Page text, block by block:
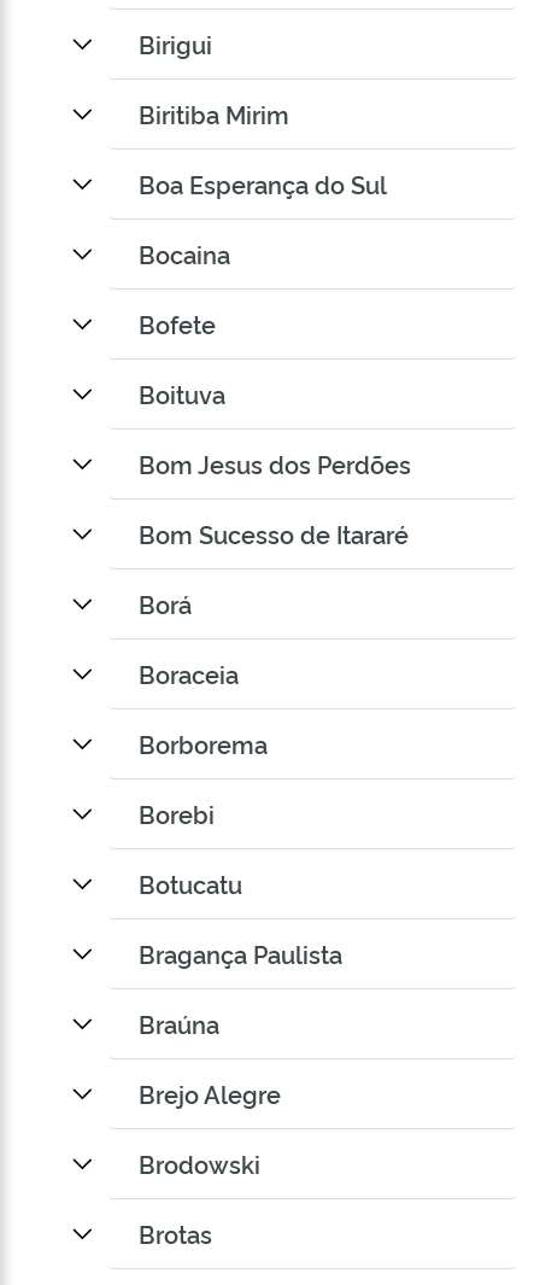
Birigui
Biritiba Mirim
Boa Esperança do Sul
Bocaina
Bofete
Boituva
Bom Jesus dos Perdões
Bom Sucesso de Itararé
Borá
Boraceia
Borborema
Borebi
Botucatu
Bragança Paulista
Braúna
Brejo Alegre
Brodowski
Brotas